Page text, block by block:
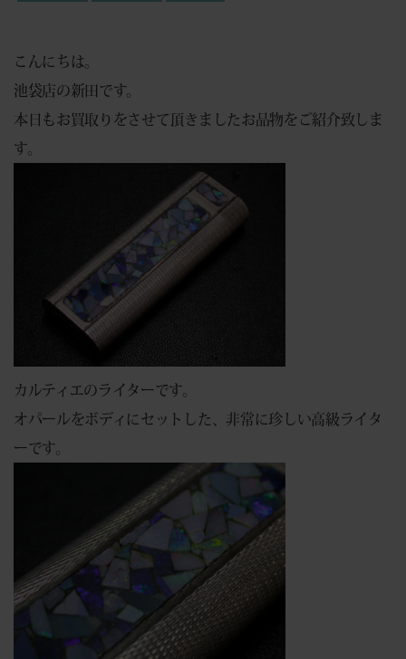
こんにちは。
池袋店の新田です。
本日もお買取りをさせて頂きましたお品物をご紹介致しま
す。
カルティエのライターです。
オパールをボディにセットした、非常に珍しい高級ライタ
ーです。